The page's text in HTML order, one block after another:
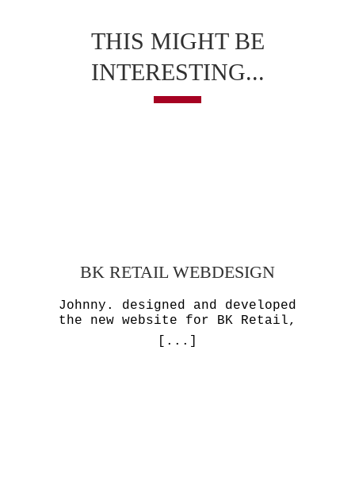
THIS MIGHT BE
INTERESTING...
BK RETAIL WEBDESIGN
Johnny. designed and developed
the new website for BK Retail,
[...]